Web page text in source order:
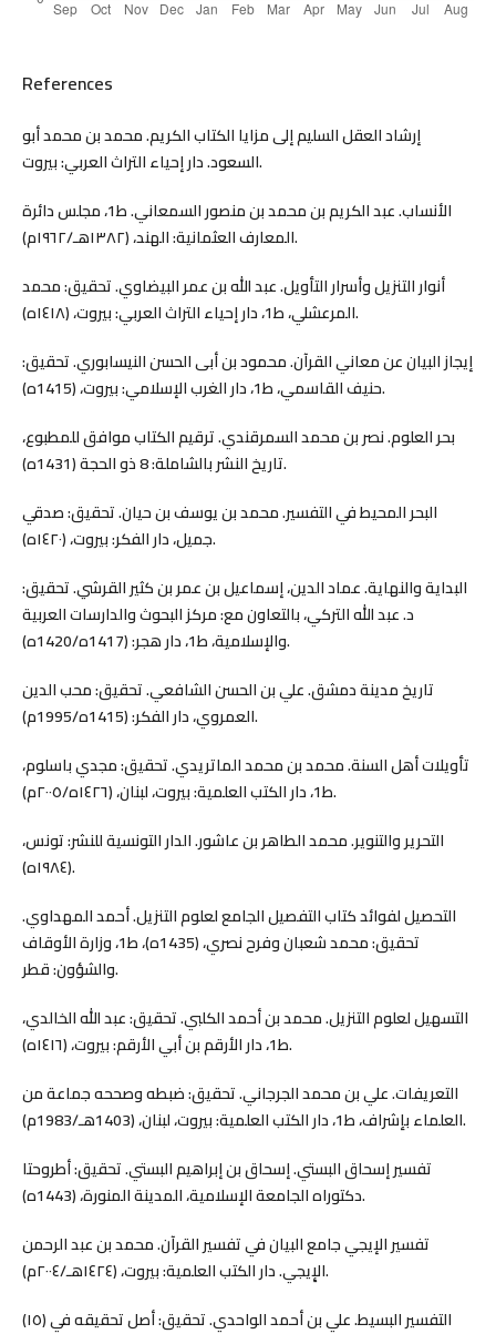
References
إرشاد العقل السليم إلى مزايا الكتاب الكريم. محمد بن محمد أبو
السعود. دار إحياء التراث العربي: بيروت.
الأنساب. عبد الكريم بن محمد بن منصور السمعاني. ط1، مجلس دائرة
المعارف العثمانية: الهند، (١٣٨٢هـ/١٩٦٢م).
أنوار التنزيل وأسرار التأويل. عبد الله بن عمر البيضاوي. تحقيق: محمد
المرعشلي، ط1، دار إحياء التراث العربي: بيروت، (١٤١٨ه).
إيجاز البيان عن معاني القرآن. محمود بن أبى الحسن النيسابوري. تحقيق:
حنيف القاسمي، ط1، دار الغرب الإسلامي: بيروت، (1415ه).
بحر العلوم. نصر بن محمد السمرقندي. ترقيم الكتاب موافق للمطبوع،
تاريخ النشر بالشاملة: 8 ذو الحجة (1431ه).
البحر المحيط في التفسير. محمد بن يوسف بن حيان. تحقيق: صدقي
جميل، دار الفكر: بيروت، (١٤٢٠ه).
البداية والنهاية. عماد الدين، إسماعيل بن عمر بن كثير القرشي. تحقيق:
د. عبد الله التركي، بالتعاون مع: مركز البحوث والدارسات العربية
والإسلامية، ط1، دار هجر: (1417ه/1420ه).
تاريخ مدينة دمشق. علي بن الحسن الشافعي. تحقيق: محب الدين
العمروي، دار الفكر: (1415ه/1995م).
تأويلات أهل السنة. محمد بن محمد الماتريدي. تحقيق: مجدي باسلوم،
ط1، دار الكتب العلمية: بيروت، لبنان، (١٤٢٦ه/٢٠٠٥م).
التحرير والتنوير. محمد الطاهر بن عاشور. الدار التونسية للنشر: تونس،
(١٩٨٤ه).
التحصيل لفوائد كتاب التفصيل الجامع لعلوم التنزيل. أحمد المهداوي.
تحقيق: محمد شعبان وفرح نصري، (1435ه)، ط1، وزارة الأوقاف
والشؤون: قطر.
التسهيل لعلوم التنزيل. محمد بن أحمد الكلبي. تحقيق: عبد الله الخالدي،
ط1، دار الأرقم بن أبي الأرقم: بيروت، (١٤١٦ه).
التعريفات. علي بن محمد الجرجاني. تحقيق: ضبطه وصححه جماعة من
العلماء بإشراف، ط1، دار الكتب العلمية: بيروت، لبنان، (1403هـ/1983م).
تفسير إسحاق البستي. إسحاق بن إبراهيم البستي. تحقيق: أطروحتا
دكتوراه الجامعة الإسلامية، المدينة المنورة، (1443ه).
تفسير الإيجي جامع البيان في تفسير القرآن. محمد بن عبد الرحمن
الإِيجي. دار الكتب العلمية: بيروت، (١٤٢٤هـ/٢٠٠٤م).
التفسير البسيط. علي بن أحمد الواحدي. تحقيق: أصل تحقيقه في (١٥)